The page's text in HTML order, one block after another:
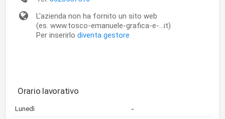
L'azienda non ha fornito un sito web
(es. www.tosco-emanuele-grafica-e-...it)
Per inserirlo diventa gestore
Orario lavorativo
Lunedì -